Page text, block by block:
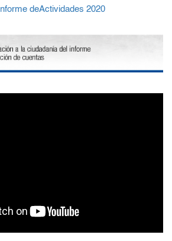
Informe deActividades 2020